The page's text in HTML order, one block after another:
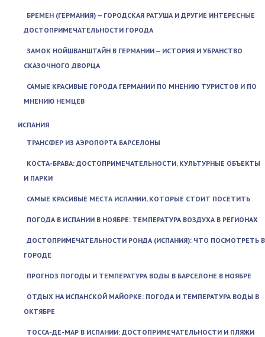
БРЕМЕН (ГЕРМАНИЯ) — ГОРОДСКАЯ РАТУША И ДРУГИЕ ИНТЕРЕСНЫЕ
ДОСТОПРИМЕЧАТЕЛЬНОСТИ ГОРОДА
ЗАМОК НОЙШВАНШТАЙН В ГЕРМАНИИ — ИСТОРИЯ И УБРАНСТВО
СКАЗОЧНОГО ДВОРЦА
САМЫЕ КРАСИВЫЕ ГОРОДА ГЕРМАНИИ ПО МНЕНИЮ ТУРИСТОВ И ПО
МНЕНИЮ НЕМЦЕВ
ИСПАНИЯ
ТРАНСФЕР ИЗ АЭРОПОРТА БАРСЕЛОНЫ
КОСТА-БРАВА: ДОСТОПРИМЕЧАТЕЛЬНОСТИ, КУЛЬТУРНЫЕ ОБЪЕКТЫ
И ПАРКИ
САМЫЕ КРАСИВЫЕ МЕСТА ИСПАНИИ, КОТОРЫЕ СТОИТ ПОСЕТИТЬ
ПОГОДА В ИСПАНИИ В НОЯБРЕ: ТЕМПЕРАТУРА ВОЗДУХА В РЕГИОНАХ
ДОСТОПРИМЕЧАТЕЛЬНОСТИ РОНДА (ИСПАНИЯ): ЧТО ПОСМОТРЕТЬ В
ГОРОДЕ
ПРОГНОЗ ПОГОДЫ И ТЕМПЕРАТУРА ВОДЫ В БАРСЕЛОНЕ В НОЯБРЕ
ОТДЫХ НА ИСПАНСКОЙ МАЙОРКЕ: ПОГОДА И ТЕМПЕРАТУРА ВОДЫ В
ОКТЯБРЕ
ТОССА-ДЕ-МАР В ИСПАНИИ: ДОСТОПРИМЕЧАТЕЛЬНОСТИ И ПЛЯЖИ